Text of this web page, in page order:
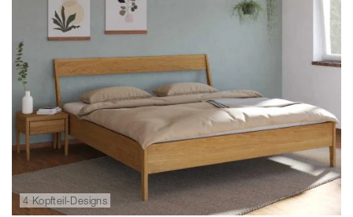
4 Kopfteil-Designs